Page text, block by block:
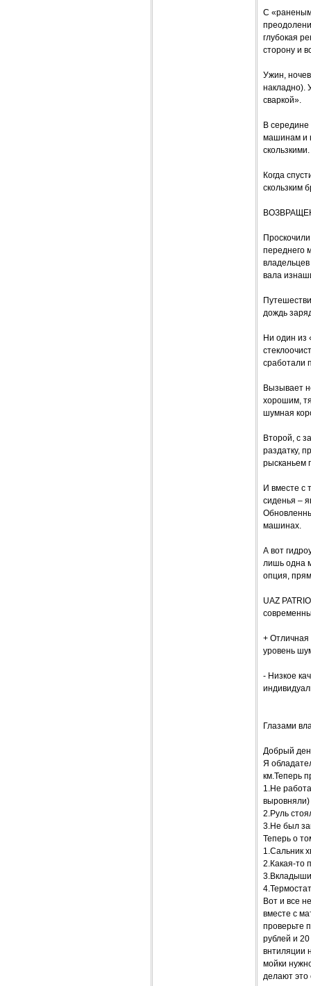
С
глубокая
сторону и
Ужин,
накладно).
сваркой».
В
машинам и
Когда
скользким
переднего
вала
дождь
Ни один из
сработали
Вызывает
хорошим,
шумная
Второй, с
раздатку,
рысканьем
И вместе с
сиденья –
машинах.
А вот
лишь одна
опция,
UAZ
+ Отличная
уровень
- Низкое
Глазами
Добрый
Я
км.Теперь
1.Не
выровняли)
2.Руль
3.Не был
Теперь о
1.Сальник
2.Какая-то
Вот и все
вместе с
проверьте
рублей и
внтиляции
мойки
делают это